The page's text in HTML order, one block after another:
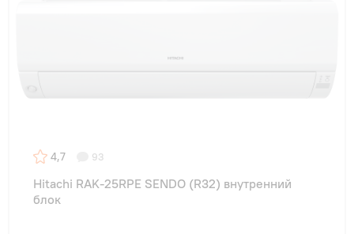
4,7 93
Hitachi RAK-25RPE SENDO (R32) внутренний
блок